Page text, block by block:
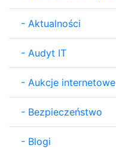
- Aktualności
- Audyt IT
- Aukcje internetowe
- Bezpieczeństwo
- Blogi